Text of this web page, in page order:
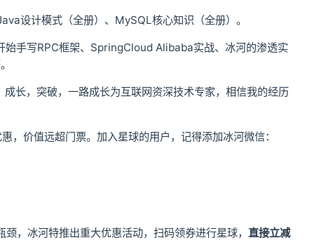
设计模式（全册）、MySQL核心知识（全册）。
始手写RPC框架、SpringCloud Alibaba实战、冰河的渗透实
长，突破，一路成长为互联网资深技术专家，相信我的经历
，价值远超门票。加入星球的用户，记得添加冰河微信：
，冰河特推出重大优惠活动，扫码领券进行星球， 直接立减